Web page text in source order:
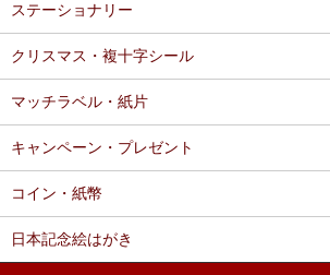
ステーショナリー
クリスマス・複十字シール
マッチラベル・紙片
キャンペーン・プレゼント
コイン・紙幣
日本記念絵はがき